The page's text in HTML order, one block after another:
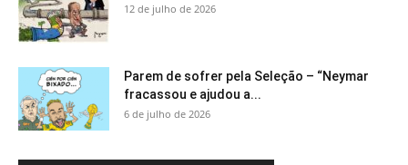
12 de julho de 2026
Parem de sofrer pela Seleção – “Neymar
fracassou e ajudou a...
6 de julho de 2026